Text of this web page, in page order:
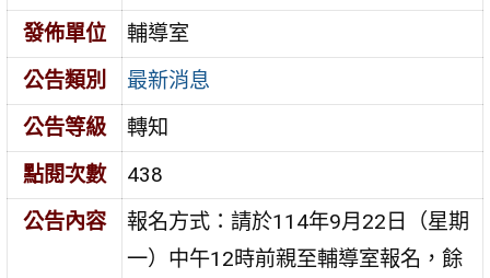
發佈單位
輔導室
公告類別
最新消息
公告等級
轉知
點閱次數
438
公告內容
報名方式：請於114年9月22日（星期
一）中午12時前親至輔導室報名，餘